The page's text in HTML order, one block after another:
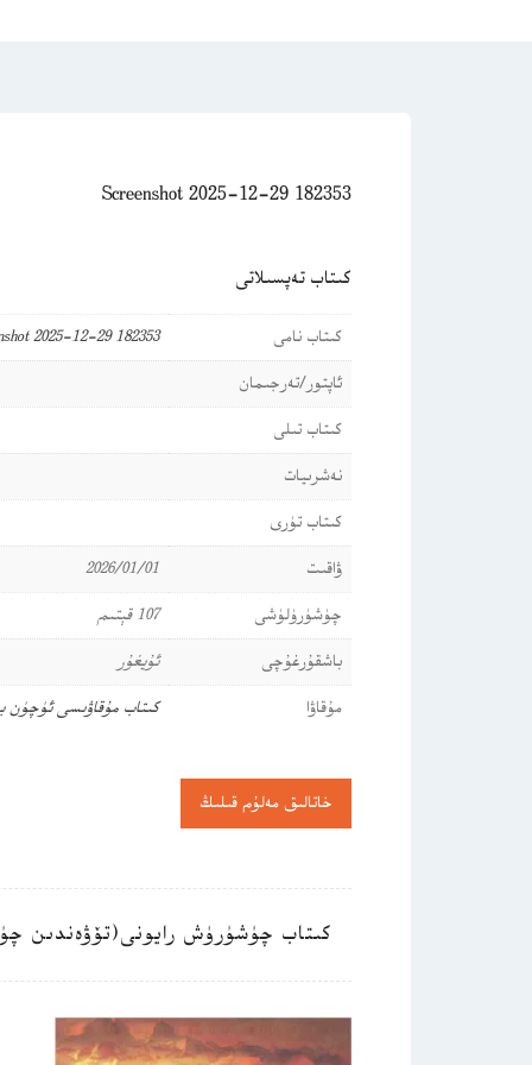
Screenshot 2025-12-29 182353
كىتاب تەپسىلاتى
كىتاب نامى
2025-12-29 182353
ئاپتور/تەرجىمان
كىتاب تىلى
نەشرىيات
كىتاب تۈرى
ۋاقىت
2026/01/01
چۈشۈرۈلۈشى
107 قېتىم
باشقۇرغۇچى
ئۇيغۇر
مۇقاۋا
كىتاب مۇقاۋىسى ئۈچۈن
خاتالىق مەلۇم قىلىڭ
كىتاب چۈشۈرۈش رايونى(تۆۋەندىن